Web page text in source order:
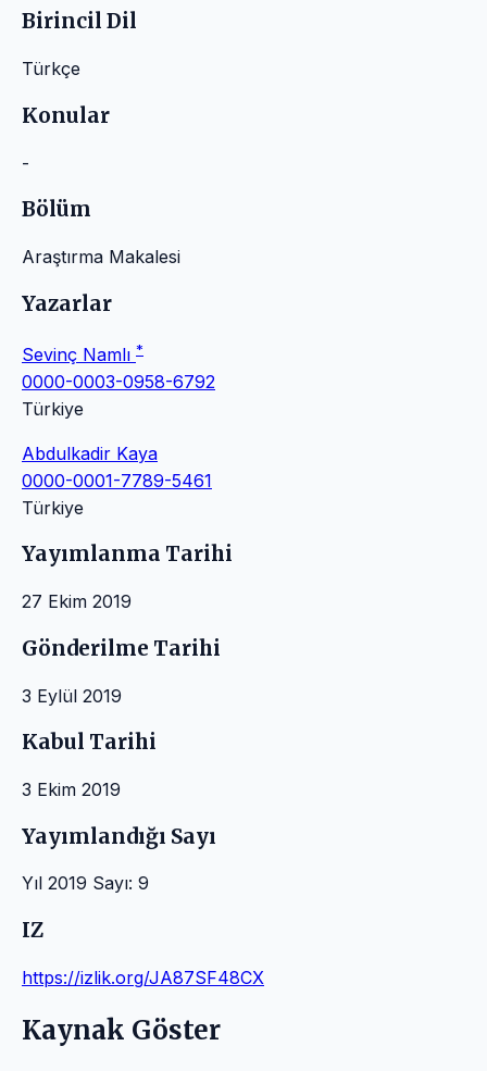
Birincil Dil
Türkçe
Konular
-
Bölüm
Araştırma Makalesi
Yazarlar
Sevinç Namlı *
0000-0003-0958-6792
Türkiye
Abdulkadir Kaya
0000-0001-7789-5461
Türkiye
Yayımlanma Tarihi
27 Ekim 2019
Gönderilme Tarihi
3 Eylül 2019
Kabul Tarihi
3 Ekim 2019
Yayımlandığı Sayı
Yıl 2019 Sayı: 9
IZ
https://izlik.org/JA87SF48CX
Kaynak Göster